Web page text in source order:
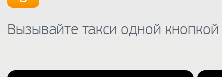
Вызывайте такси одной